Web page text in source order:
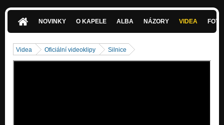
Silnice
Trojka
NOVINKY O KAPELE ALBA NÁZORY VIDEA
Videa Oficiální videoklipy Silnice